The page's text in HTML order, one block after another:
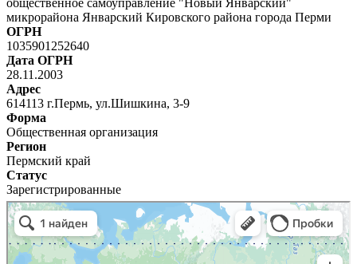
микрорайона Январский Кировского района города Перми
ОГРН
1035901252640
Дата ОГРН
28.11.2003
Адрес
614113 г.Пермь, ул.Шишкина, 3-9
Форма
Общественная организация
Регион
Пермский край
Статус
Зарегистрированные